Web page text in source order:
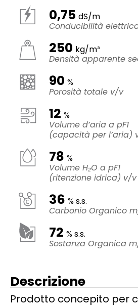
0,75dS/m
Conducibilità
250 kg/m³
Densità apparente
90%
Porosità totale v/v
12%
Volume d’aria a pF1
(capacità per l’aria)
78%
Volume H₂O a pF1
(ritenzione idrica) v/v
36% s.s.
Carbonio Organico
72% s.s.
Sostanza Organica
Descrizione
Prodotto concepito per